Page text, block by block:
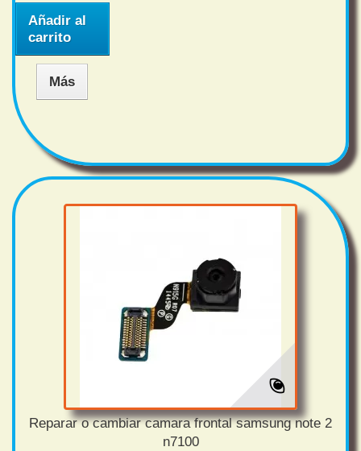
Añadir al
carrito
Más
Reparar o cambiar camara frontal samsung note 2
n7100